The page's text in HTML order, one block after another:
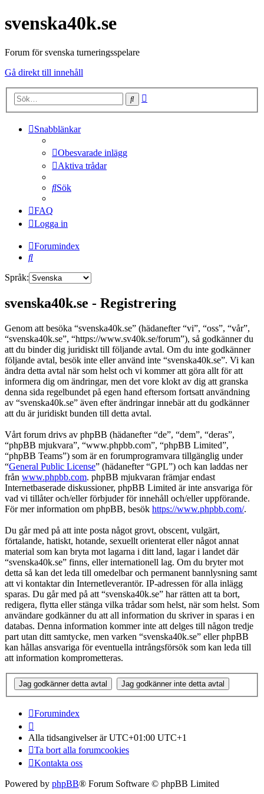
svenska40k.se
Forum för svenska turneringsspelare
Gå direkt till innehåll
Sök
Snabblänkar
Obesvarade inlägg
Aktiva trådar
Sök
FAQ
Logga in
Forumindex
Sök
Språk:
svenska40k.se - Registrering
Genom att besöka “svenska40k.se” (hädanefter “vi”, “oss”, “vår”,
“svenska40k.se”, “https://www.sv40k.se/forum”), så godkänner du
att du binder dig juridiskt till följande avtal. Om du inte godkänner
följande avtal, besök inte eller använd inte “svenska40k.se”. Vi kan
ändra detta avtal när som helst och vi kommer att göra allt för att
informera dig om ändringar, men det vore klokt av dig att granska
denna sida regelbundet på egen hand eftersom fortsatt användning
av “svenska40k.se” även efter ändringar innebär att du godkänner
att du är juridiskt bunden till detta avtal.
Vårt forum drivs av phpBB (hädanefter “de”, “dem”, “deras”,
“phpBB mjukvara”, “www.phpbb.com”, “phpBB Limited”,
“phpBB Teams”) som är en forumprogramvara tillgänglig under
“General Public License” (hädanefter “GPL”) och kan laddas ner
från www.phpbb.com. phpBB mjukvaran främjar endast
Internetbaserade diskussioner, phpBB Limited är inte ansvariga för
vad vi tillåter och/eller förbjuder för innehåll och/eller uppförande.
För mer information om phpBB, besök https://www.phpbb.com/.
Du går med på att inte posta något grovt, obscent, vulgärt,
förtalande, hatiskt, hotande, sexuellt orienterat eller något annat
material som kan bryta mot lagarna i ditt land, lagar i landet där
“svenska40k.se” finns, eller internationell lag. Om du bryter mot
detta så kan det leda till omedelbar och permanent bannlysning samt
att vi kontaktar din Internetleverantör. IP-adressen för alla inlägg
sparas. Du går med på att “svenska40k.se” har rätten att ta bort,
redigera, flytta eller stänga vilka trådar som helst, när som helst. Som
användare godkänner du att all information du skriver in sparas i en
databas. Denna information kommer inte att delges till någon tredje
part utan ditt samtycke, men varken “svenska40k.se” eller phpBB
kan hållas ansvariga för eventuella intrångsförsök som kan leda till
att information komprometteras.
Forumindex
Alla tidsangivelser är UTC+01:00 UTC+1
Ta bort alla forumcookies
Kontakta oss
Powered by phpBB® Forum Software © phpBB Limited